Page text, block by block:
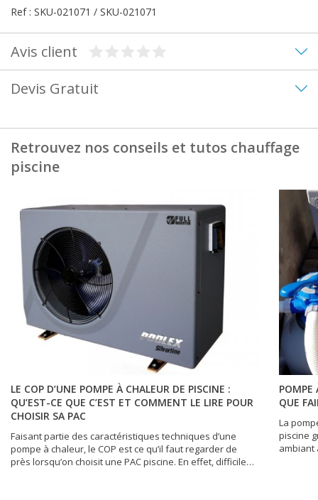
Ref : SKU-021071 / SKU-021071
Avis client
Devis Gratuit
Retrouvez nos conseils et tutos chauffage
piscine
LE COP D’UNE POMPE À CHALEUR DE PISCINE :
QU’EST-CE QUE C’EST ET COMMENT LE LIRE POUR
CHOISIR SA PAC
Faisant partie des caractéristiques techniques d’une
pompe à chaleur, le COP est ce qu’il faut regarder de
près lorsqu’on choisit une PAC piscine. En effet, difficile
POMPE
QUE
La
piscine
ambiant